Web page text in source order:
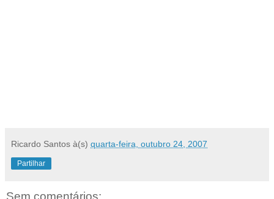
Ricardo Santos à(s) quarta-feira, outubro 24, 2007
Partilhar
Sem comentários: